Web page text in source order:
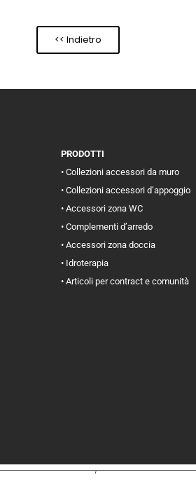
<< Indietro
PRODOTTI
• Collezioni accessori da muro
• Collezioni accessori d’appoggio
• Accessori zona WC
• Complementi d’arredo
• Accessori zona doccia
• Idroterapia
• Articoli per contract e comunità